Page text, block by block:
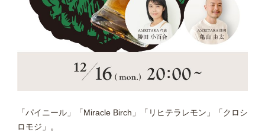
「パイニール」「Miracle Birch」「リヒテラレモン」「クロシ
ロモジ」。